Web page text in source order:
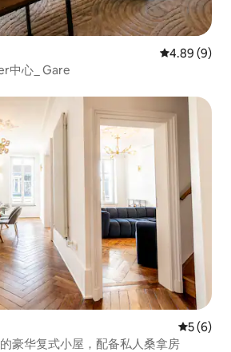
平均评分
4.89 (9)
中心_ Gare
平均评分
5 (6)
豪华复式小屋，配备私人桑拿房